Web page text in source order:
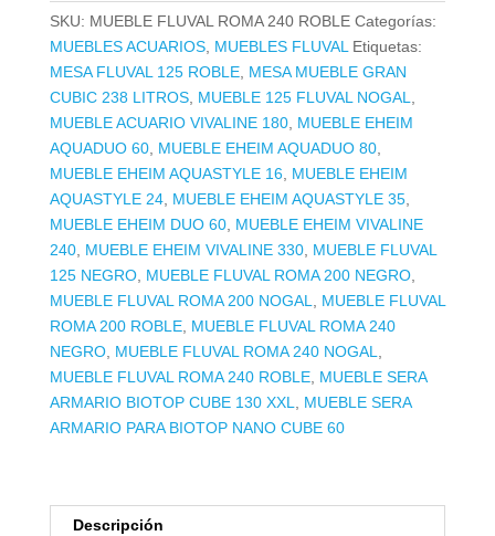
SKU: MUEBLE FLUVAL ROMA 240 ROBLE Categorías:
MUEBLES ACUARIOS, MUEBLES FLUVAL Etiquetas:
MESA FLUVAL 125 ROBLE, MESA MUEBLE GRAN
CUBIC 238 LITROS, MUEBLE 125 FLUVAL NOGAL,
MUEBLE ACUARIO VIVALINE 180, MUEBLE EHEIM
AQUADUO 60, MUEBLE EHEIM AQUADUO 80,
MUEBLE EHEIM AQUASTYLE 16, MUEBLE EHEIM
AQUASTYLE 24, MUEBLE EHEIM AQUASTYLE 35,
MUEBLE EHEIM DUO 60, MUEBLE EHEIM VIVALINE
240, MUEBLE EHEIM VIVALINE 330, MUEBLE FLUVAL
125 NEGRO, MUEBLE FLUVAL ROMA 200 NEGRO,
MUEBLE FLUVAL ROMA 200 NOGAL, MUEBLE FLUVAL
ROMA 200 ROBLE, MUEBLE FLUVAL ROMA 240
NEGRO, MUEBLE FLUVAL ROMA 240 NOGAL,
MUEBLE FLUVAL ROMA 240 ROBLE, MUEBLE SERA
ARMARIO BIOTOP CUBE 130 XXL, MUEBLE SERA
ARMARIO PARA BIOTOP NANO CUBE 60
Descripción